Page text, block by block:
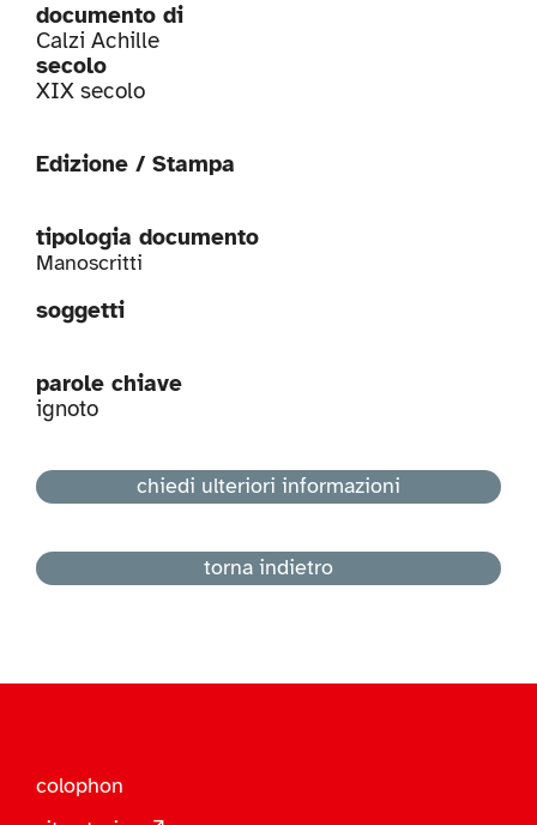
documento di
Calzi Achille
secolo
XIX secolo
Edizione / Stampa
tipologia documento
Manoscritti
soggetti
parole chiave
ignoto
chiedi ulteriori informazioni
torna indietro
colophon